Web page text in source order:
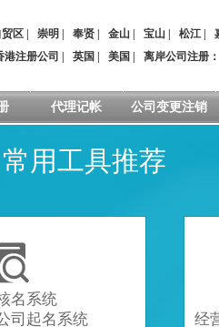
贸区 崇明 奉贤 金山 宝山 松江
港注册公司 英国 美国 离岸公司注册 ：
代理记帐 公司变更注销
用工具推荐
名系统
司起名系统
经